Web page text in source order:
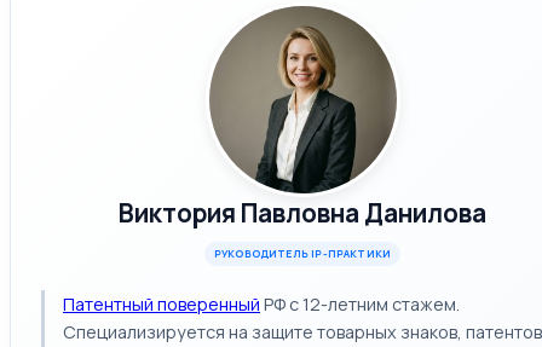
Виктория Павловна Данилова
РУКОВОДИТЕЛЬ IP-ПРАКТИКИ
Патентный поверенный РФ с 12-летним стажем.
Специализируется на защите товарных знаков,